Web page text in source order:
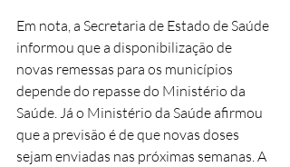
Em nota, a Secretaria de Estado de Saúde
informou que a disponibilização de
novas remessas para os municípios
depende do repasse do Ministério da
Saúde. Já o Ministério da Saúde afirmou
que a previsão é de que novas doses
sejam enviadas nas próximas semanas. A